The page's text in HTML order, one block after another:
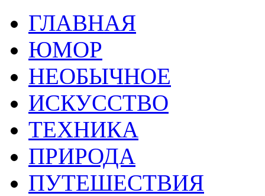
ГЛАВНАЯ
ЮМОР
НЕОБЫЧНОЕ
ИСКУССТВО
ТЕХНИКА
ПРИРОДА
ПУТЕШЕСТВИЯ